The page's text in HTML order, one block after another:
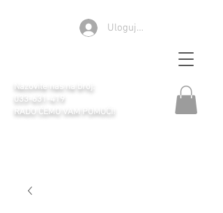
Ulogujte se
Nazovite nas na broj:
033-631-419
RADO ĆEMO VAM POMOĆI!